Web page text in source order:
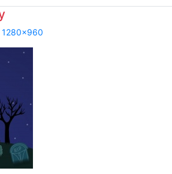
1280x960